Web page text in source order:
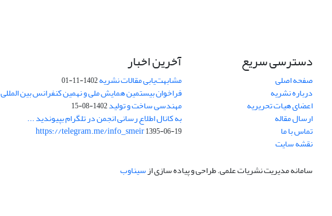
دسترسی سریع
صفحه اصلی
درباره نشریه
اعضای هیات تحریریه
ارسال مقاله
تماس با ما
نقشه سایت
آخرین اخبار
مشابهت‌یابی مقالات نشریه1402-11-01
فراخوان بیستمین همایش ملی و نهمین کنفرانس بین المللی
مهندسی ساخت و تولید1402-08-15
به کانال اطلاع رسانی انجمن در تلگرام بپیوندید ...
https://telegram.me/info_smeir1395-06-19
سامانه مدیریت نشریات علمی.طراحی و پیاده سازی ازسیناوب